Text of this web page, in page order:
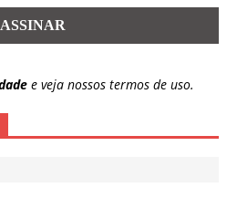
e veja nossos termos de uso.